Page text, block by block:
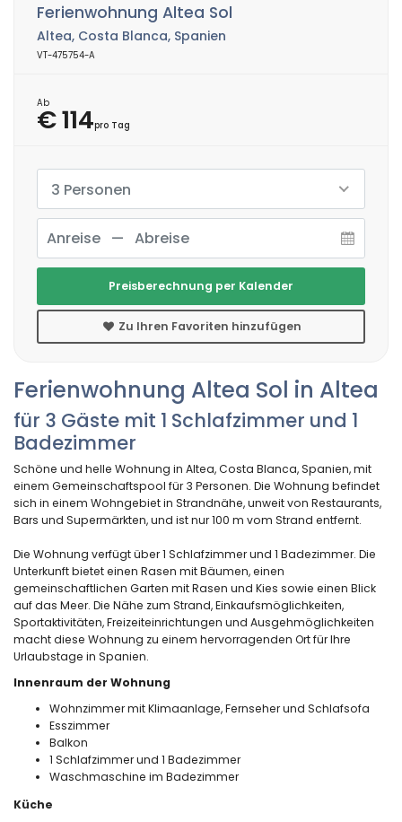
Ferienwohnung Altea Sol in Altea
für 3 Gäste mit 1 Schlafzimmer und 1
Badezimmer
Schöne und helle Wohnung in Altea, Costa Blanca, Spanien, mit
einem Gemeinschaftspool für 3 Personen. Die Wohnung befindet
sich in einem Wohngebiet in Strandnähe, unweit von Restaurants,
Bars und Supermärkten, und ist nur 100 m vom Strand entfernt.
Die Wohnung verfügt über 1 Schlafzimmer und 1 Badezimmer. Die
Unterkunft bietet einen Rasen mit Bäumen, einen
gemeinschaftlichen Garten mit Rasen und Kies sowie einen Blick
auf das Meer. Die Nähe zum Strand, Einkaufsmöglichkeiten,
Sportaktivitäten, Freizeiteinrichtungen und Ausgehmöglichkeiten
macht diese Wohnung zu einem hervorragenden Ort für Ihre
Urlaubstage in Spanien.
Innenraum der Wohnung
Wohnzimmer mit Klimaanlage, Fernseher und Schlafsofa
Esszimmer
Balkon
1 Schlafzimmer und 1 Badezimmer
Waschmaschine im Badezimmer
Küche
Ferienwohnung Altea Sol
Altea, Costa Blanca, Spanien
VT-475754-A
Ab
€ 114pro Tag
3 Personen
Preisberechnung per Kalender
Zu Ihren Favoriten hinzufügen